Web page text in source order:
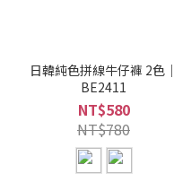
日韓純色拼線牛仔褲 2色｜
BE2411
NT$580
NT$780